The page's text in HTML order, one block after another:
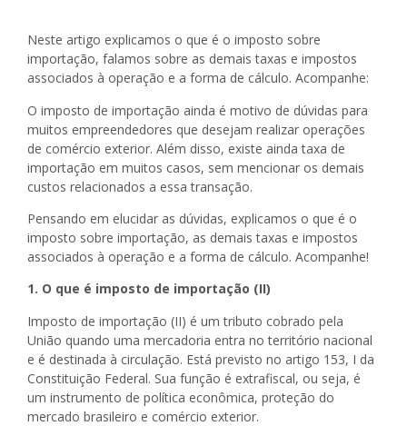
Neste artigo explicamos o que é o imposto sobre
importação, falamos sobre as demais taxas e impostos
associados à operação e a forma de cálculo. Acompanhe:
O imposto de importação ainda é motivo de dúvidas para
muitos empreendedores que desejam realizar operações
de comércio exterior. Além disso, existe ainda taxa de
importação em muitos casos, sem mencionar os demais
custos relacionados a essa transação.
Pensando em elucidar as dúvidas, explicamos o que é o
imposto sobre importação, as demais taxas e impostos
associados à operação e a forma de cálculo. Acompanhe!
1. O que é imposto de importação (II)
Imposto de importação (II) é um tributo cobrado pela
União quando uma mercadoria entra no território nacional
e é destinada à circulação. Está previsto no artigo 153, I da
Constituição Federal. Sua função é extrafiscal, ou seja, é
um instrumento de política econômica, proteção do
mercado brasileiro e comércio exterior.